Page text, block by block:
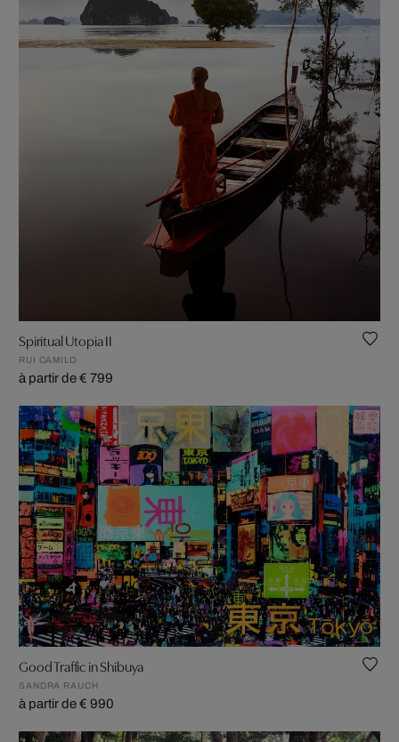
Spiritual Utopia II
RUI CAMILO
à partir de € 799
Good Traffic in Shibuya
SANDRA RAUCH
à partir de € 990